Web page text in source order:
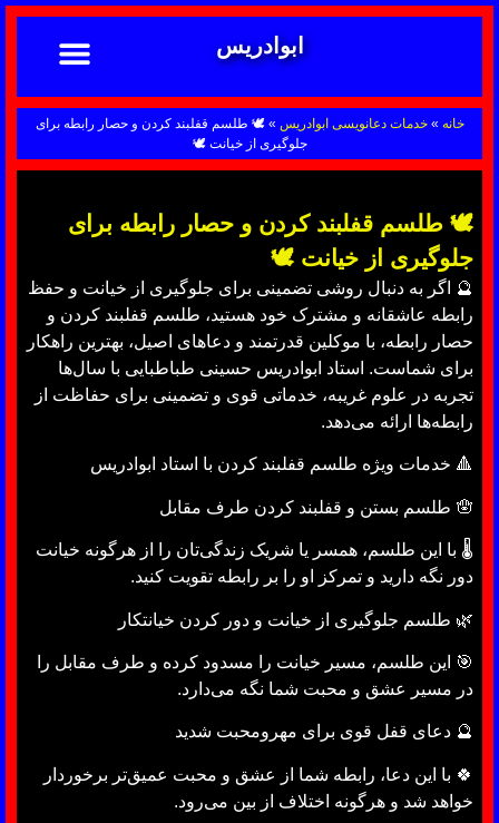
ابوادریس
خانه »خدمات دعانویسی ابوادریس »🕊 طلسم قفلبند کردن و حصار رابطه برای
جلوگیری از خیانت 🕊
🕊 طلسم قفلبند کردن و حصار رابطه برای
جلوگیری از خیانت 🕊
🔮 اگر به دنبال روشی تضمینی برای جلوگیری از خیانت و حفظ
رابطه عاشقانه و مشترک خود هستید، طلسم قفلبند کردن و
حصار رابطه، با موکلین قدرتمند و دعاهای اصیل، بهترین راهکار
برای شماست. استاد ابوادریس حسینی طباطبایی با سال‌ها
تجربه در علوم غریبه، خدماتی قوی و تضمینی برای حفاظت از
رابطه‌ها ارائه می‌دهد.
🔺 خدمات ویژه طلسم قفلبند کردن با استاد ابوادریس
🪬 طلسم بستن و قفلبند کردن طرف مقابل
🌡 با این طلسم، همسر یا شریک زندگی‌تان را از هرگونه خیانت
دور نگه دارید و تمرکز او را بر رابطه تقویت کنید.
🌿 طلسم جلوگیری از خیانت و دور کردن خیانتکار
🎯 این طلسم، مسیر خیانت را مسدود کرده و طرف مقابل را
در مسیر عشق و محبت شما نگه می‌دارد.
🔮 دعای قفل قوی برای مهرومحبت شدید
🍀 با این دعا، رابطه شما از عشق و محبت عمیق‌تر برخوردار
خواهد شد و هرگونه اختلاف از بین می‌رود.